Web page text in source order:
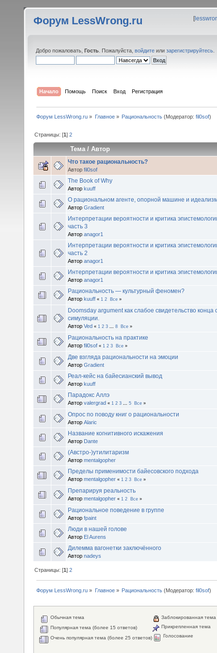
Форум LessWrong.ru [
Добро пожаловать, Гость . Пожалуйста, войдите или зарегистрируйтесь
Начало Помощь Поиск Вход Регистрация
Форум LessWrong.ru » Главное» Рациональность(Модератор: fil0sof)
Страницы: [1]2
Тема /Автор
Что такое рациональность?
Автор fil0sof
The Book of Why
Автор kuuff
О рациональном агенте, опорной машине и
Автор Gradient
Интерпретации вероятности и критика
часть 3
Автор anagor1
Интерпретации вероятности и критика
часть 2
Автор anagor1
Интерпретации вероятности и критика
Автор anagor1
Рациональность — культурный феномен?
Автор kuuff « 1 2 Все »
Doomsday argument как слабое свидетельство конца
симуляции.
Автор Ved « 1 2 3 8 Все »
Рациональность на практике
Автор fil0sof « 1 2 3 Все »
Две взгляда рациональности на эмоции
Автор Gradient
Реал-кейс на байесианский вывод
Автор kuuff
Парадокс Аллэ
Автор valergrad « 1 2 3 5 Все »
Опрос по поводу книг о рациональности
Автор Alaric
Название когнитивного искажения
Автор Dante
(Австро-)утилитаризм
Автор mentalgopher
Пределы применимости байесовского подхода
Автор mentalgopher « 1 2 3 Все »
Препарируя реальность
Автор mentalgopher « 1 2 Все »
Рациональное поведение в группе
Автор fpaint
Люди в нашей голове
Автор El Aurens
Дилемма вагонетки заключённого
Автор nadeys
Страницы: [1]2
Форум LessWrong.ru » Главное» Рациональность(Модератор: fil0sof)
Обычная тема
Популярная тема (более 15 ответов)
Очень популярная тема (более 25 ответов)
Заблокированная тема
Прикрепленная тема
Голосование